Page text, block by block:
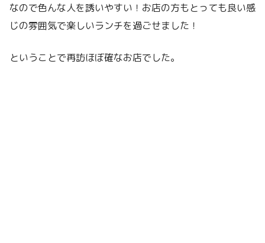
なので色んな人を誘いやすい！お店の方もとっても良い感
じの雰囲気で楽しいランチを過ごせました！
ということで再訪ほぼ確なお店でした。